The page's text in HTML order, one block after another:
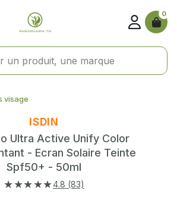
0
visage
ISDIN
Ultra Active Unify Color
- Ecran Solaire Teinte
Spf50+ - 50ml
★★★★★4.8 (83)